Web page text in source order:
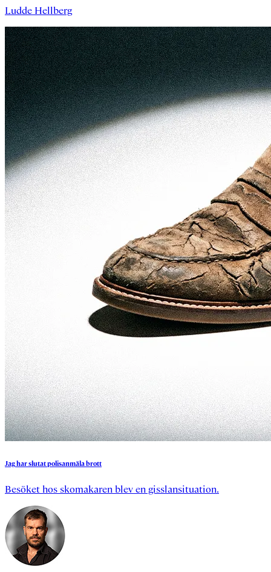
Ludde Hellberg
Jagharslutatpolisanmälabrott
Besöket hos skomakaren blev en gisslansituation.